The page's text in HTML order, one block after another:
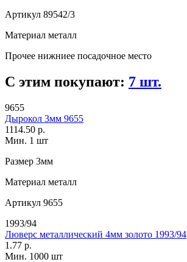
Артикул 89542/3
Материал металл
Прочее нижниее посадочное место
С этим покупают: 7 шт.
9655
Дырокол 3мм 9655
1114.50 р.
Мин. 1 шт
Размер 3мм
Материал металл
Артикул 9655
1993/94
Люверс металлический 4мм золото 1993/94
1.77 р.
Мин. 1000 шт